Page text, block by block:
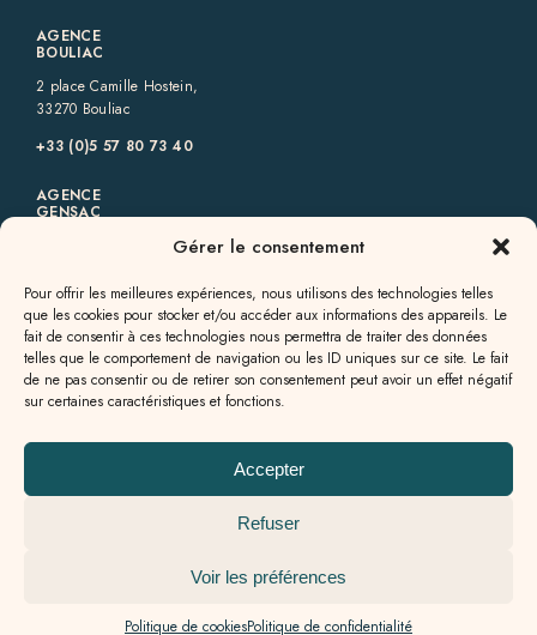
Gérer le consentement
Pour offrir les meilleures expériences, nous utilisons des technologies telles
que les cookies pour stocker et/ou accéder aux informations des appareils. Le
fait de consentir à ces technologies nous permettra de traiter des données
telles que le comportement de navigation ou les ID uniques sur ce site. Le fait
de ne pas consentir ou de retirer son consentement peut avoir un effet négatif
sur certaines caractéristiques et fonctions.
Accepter
Refuser
Voir les préférences
Politique de cookiesPolitique de confidentialité
AGENCE
BOULIAC
2 place Camille Hostein,
33270 Bouliac
+33 (0)5 57 80 73 40‬
AGENCE
GENSAC
+33 (0)5 57 56 09 82‬
AGENCE
GALGON
13a rue Jean Milhade,